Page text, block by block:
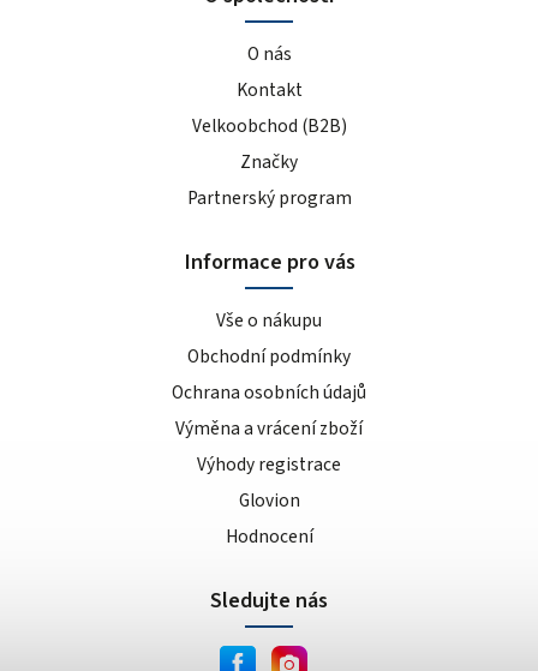
O nás
Kontakt
Velkoobchod (B2B)
Značky
Partnerský program
Informace pro vás
Vše o nákupu
Obchodní podmínky
Ochrana osobních údajů
Výměna a vrácení zboží
Výhody registrace
Glovion
Hodnocení
Sledujte nás